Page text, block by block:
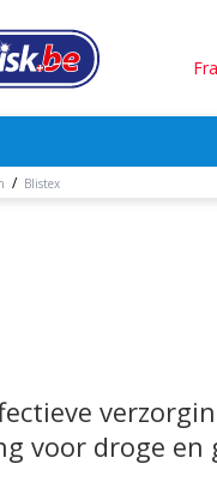
/ Blistex
voor droge en